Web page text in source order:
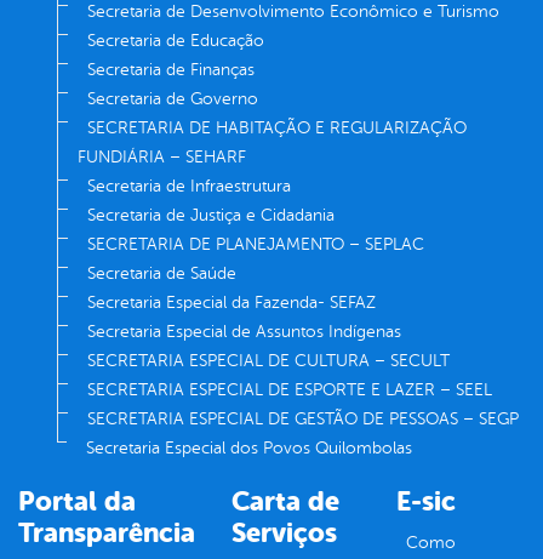
Secretaria de Desenvolvimento Econômico e Turismo
Secretaria de Educação
Secretaria de Finanças
Secretaria de Governo
SECRETARIA DE HABITAÇÃO E REGULARIZAÇÃO
FUNDIÁRIA – SEHARF
Secretaria de Infraestrutura
Secretaria de Justiça e Cidadania
SECRETARIA DE PLANEJAMENTO – SEPLAC
Secretaria de Saúde
Secretaria Especial da Fazenda- SEFAZ
Secretaria Especial de Assuntos Indígenas
SECRETARIA ESPECIAL DE CULTURA – SECULT
SECRETARIA ESPECIAL DE ESPORTE E LAZER – SEEL
SECRETARIA ESPECIAL DE GESTÃO DE PESSOAS – SEGP
Secretaria Especial dos Povos Quilombolas
Portal da
Transparência
Carta de
Serviços
E-sic
Como